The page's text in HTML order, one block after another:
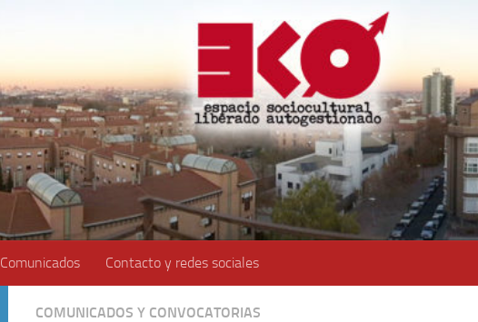
Comunicados Contacto y redes sociales
COMUNICADOS Y CONVOCATORIAS